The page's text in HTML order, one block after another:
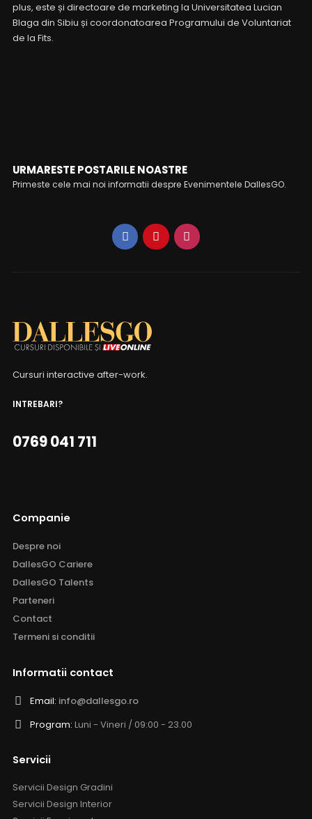
plus, este și directoare de marketing la Universitatea Lucian
Blaga din Sibiu și coordonatoarea Programului de Voluntariat
de la Fits.
URMARESTE POSTARILE NOASTRE
Primeste cele mai noi informatii despre Evenimentele DallesGO.
Cursuri interactive after-work.
INTREBARI?
0769 041 711
Companie
Despre noi
DallesGO Cariere
DallesGO Talents
Parteneri
Contact
Termeni si conditii
Informatii contact
Email: info@dallesgo.ro
Program: Luni - Vineri / 09:00 - 23.00
Servicii
Servicii Design Gradini
Servicii Design Interior